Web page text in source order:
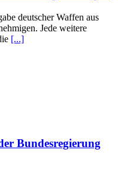
deutscher Waffen aus
Jede weitere
[...]
Bundesregierung